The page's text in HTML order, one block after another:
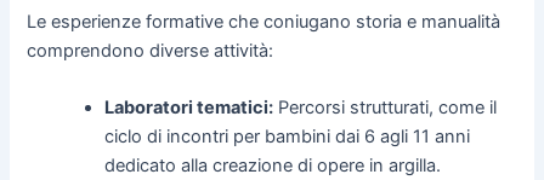
Le esperienze formative che coniugano storia e manualità
comprendono diverse attività:
Laboratori tematici: Percorsi strutturati, come il
ciclo di incontri per bambini dai 6 agli 11 anni
dedicato alla creazione di opere in argilla.